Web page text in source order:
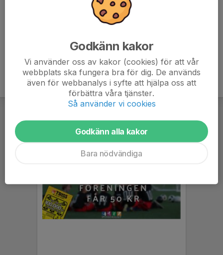
Godkänn kakor
Vi använder oss av kakor (cookies) för att vår
webbplats ska fungera bra för dig. De används
även för webbanalys i syfte att hjälpa oss att
förbättra våra tjänster.
Så använder vi cookies
Godkänn alla kakor
Bara nödvändiga